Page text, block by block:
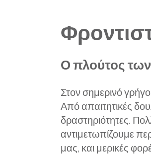
Ο πλούτος
Στον σημερινό
Από απαιτητικές
δραστηριότητες.
αντιμετωπίζουμε
μας, και μερικές